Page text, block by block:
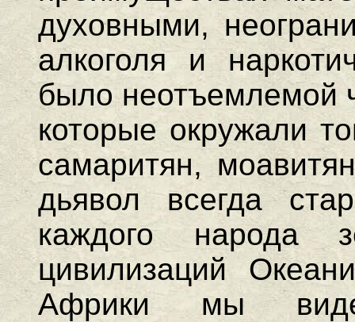
духовными,
алкоголя и
было неотъемлемой
которые окружали
самаритян,
дьявол всегда
каждого
цивилизаций
Африки мы